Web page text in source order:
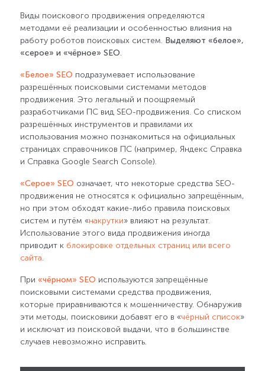
Виды поискового продвижения определяются
методами её реализации и особенностью влияния на
работу роботов поисковых систем.
Выделяют «белое»,
«серое» и «чёрное» SEO
«Белое» SEO подразумевает использование
разрешённых поисковыми системами методов
продвижения. Это легальный и поощряемый
разработчиками ПС вид SEO-продвижения. Со списком
разрешённых инструментов и правилами их
использования можно познакомиться на официальных
страницах справочников ПС (например, Яндекс Справка
и Справка Google Search Console).
«Серое» SEO означает, что некоторые средства SEO-
продвижения не относятся к официально запрещённым,
но при этом обходят какие-либо правила поисковых
систем и путём «накрутки» влияют на результат.
Использование этого вида продвижения иногда
приводит к блокировке отдельных страниц или всего
сайта
При «чёрном» SEO используются запрещённые
поисковыми системами средства продвижения,
которые приравниваются к мошенничеству. Обнаружив
эти методы, поисковики добавят его в «чёрный список»
и исключат из поисковой выдачи, что в большинстве
случаев невозможно исправить.